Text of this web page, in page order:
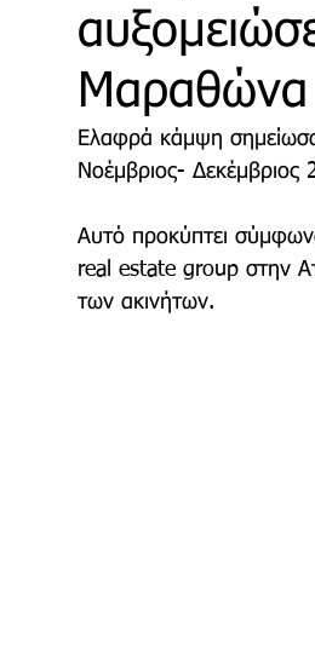
Μαραθώνιος Δρόμος
Μόδα & Ομορφιά
Μαραθώνα
Ελαφρά κάμψη
Νοέμβριος- Δεκέμβριος
Αυτό προκύπτει
real estate group στην
των ακινήτων.